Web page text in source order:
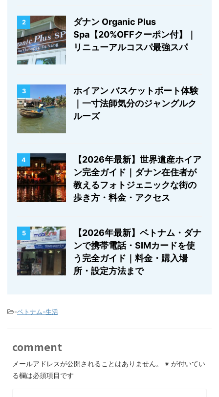
2
ダナン Organic Plus
Spa【20%OFFクーポン付】｜
リニューアルコスパ最強スパ
3
ホイアン バスケットボート体験
｜一寸法師気分のジャングルク
ルーズ
4
【2026年最新】世界遺産ホイア
ン完全ガイド｜ダナン在住者が
教えるフォトジェニックな街の
歩き方・料金・アクセス
5
【2026年最新】ベトナム・ダナ
ンで携帯電話・SIMカードを使
う完全ガイド｜料金・購入場
所・設定方法まで
-ベトナム-生活
comment
メールアドレスが公開されることはありません。 ※ が付いてい
る欄は必須項目です